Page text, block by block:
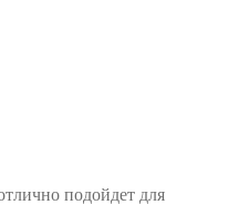
подойдет для